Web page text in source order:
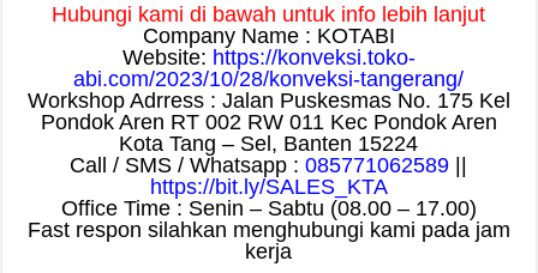
Hubungi kami di bawah untuk info lebih lanjut
Company Name : KOTABI
Website: https://konveksi.toko-
abi.com/2023/10/28/konveksi-tangerang/
Workshop Adrress : Jalan Puskesmas No. 175 Kel
Pondok Aren RT 002 RW 011 Kec Pondok Aren
Kota Tang – Sel, Banten 15224
Call / SMS / Whatsapp :085771062589 ||
https://bit.ly/SALES_KTA
Office Time : Senin – Sabtu (08.00 – 17.00)
Fast respon silahkan menghubungi kami pada jam
kerja